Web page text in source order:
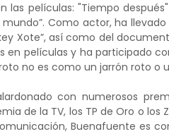
películas: "Tiempo después"
Como actor, ha
Xote”, así como del
en películas y ha participado
no es como un jarrón roto o
con numerosos
de la TV, los TP de Oro o los
Buenafuente es